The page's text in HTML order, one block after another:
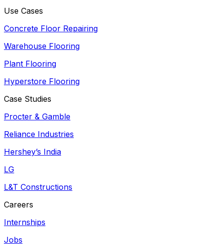
Use Cases
Concrete Floor Repairing
Warehouse Flooring
Plant Flooring
Hyperstore Flooring
Case Studies
Procter & Gamble
Reliance Industries
Hershey’s India
LG
L&T Constructions
Careers
Internships
Jobs